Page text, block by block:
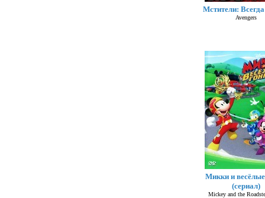
Мстители:
Avengers
Микки и
(сериал)
Mickey and the